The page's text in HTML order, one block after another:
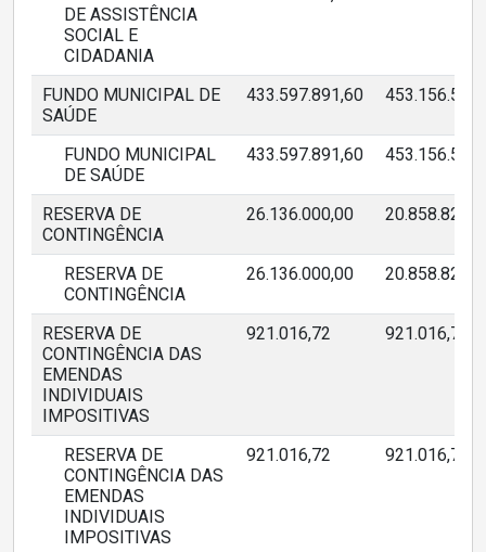
DE ASSISTÊNCIA
SOCIAL E
CIDADANIA
FUNDO MUNICIPAL DE
SAÚDE
433.597.891,60
FUNDO MUNICIPAL
DE SAÚDE
433.597.891,60
RESERVA DE
CONTINGÊNCIA
26.136.000,00
RESERVA DE
CONTINGÊNCIA
26.136.000,00
RESERVA DE
CONTINGÊNCIA DAS
EMENDAS
INDIVIDUAIS
IMPOSITIVAS
921.016,72 921.016,72
RESERVA DE
CONTINGÊNCIA DAS
EMENDAS
INDIVIDUAIS
IMPOSITIVAS
921.016,72 921.016,72